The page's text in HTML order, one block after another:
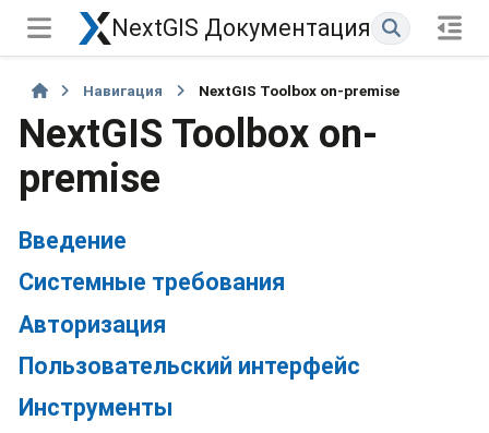
NextGIS Документация
Навигация NextGIS Toolbox on-premise
NextGIS Toolbox on-
premise
Введение
Системные требования
Авторизация
Пользовательский интерфейс
Инструменты